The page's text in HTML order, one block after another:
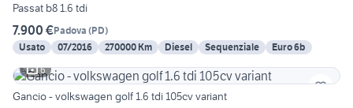
Passat b8 1.6 tdi
7.900 €Padova (PD)
Usato
07/2016 270000 Km Diesel Sequenziale
Euro 6b
6
Gancio - volkswagen golf 1.6 tdi 105cv variant